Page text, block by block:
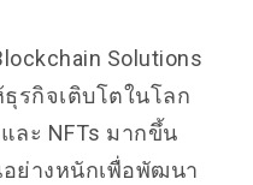
Solutions
รกิจเติบโตในโลก
ละ NFTs มากขึ้น
ย่างหนักเพื่อพัฒนา